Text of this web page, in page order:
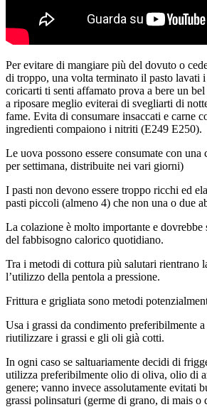
Per evitare di mangiare più del dovuto o
di troppo, una volta terminato il pasto lavati
coricarti ti senti affamato prova a bere un
a riposare meglio eviterai di svegliarti di
fame. Evita di consumare insaccati e carne
ingredienti compaiono i nitriti (E249 E250).
Le uova possono essere consumate con
per settimana, distribuite nei vari giorni)
I pasti non devono essere troppo ricchi ed
pasti piccoli (almeno 4) che non una o due
La colazione è molto importante e
del fabbisogno calorico quotidiano.
Tra i metodi di cottura più salutari rientrano
l’utilizzo della pentola a pressione.
Frittura e grigliata sono metodi
Usa i grassi da condimento preferibilmente
riutilizzare i grassi e gli oli già cotti.
In ogni caso se saltuariamente decidi di
utilizza preferibilmente olio di oliva, olio di
genere; vanno invece assolutamente evitati
grassi polinsaturi (germe di grano, di mais